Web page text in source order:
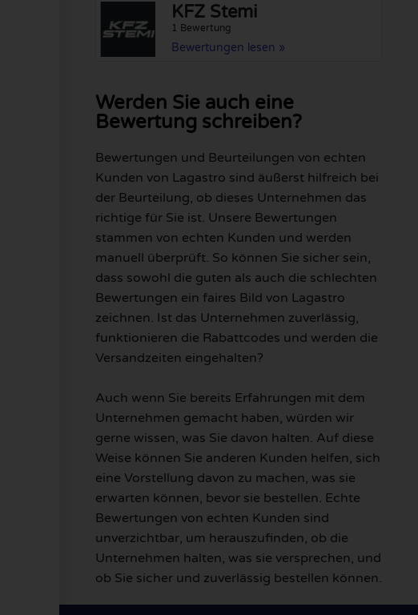
KFZ Stemi
1 Bewertung
Bewertungen lesen »
Werden Sie auch eine
Bewertung schreiben?
Bewertungen und Beurteilungen von echten
Kunden von Lagastro sind äußerst hilfreich bei
der Beurteilung, ob dieses Unternehmen das
richtige für Sie ist. Unsere Bewertungen
stammen von echten Kunden und werden
manuell überprüft. So können Sie sicher sein,
dass sowohl die guten als auch die schlechten
Bewertungen ein faires Bild von Lagastro
zeichnen. Ist das Unternehmen zuverlässig,
funktionieren die Rabattcodes und werden die
Versandzeiten eingehalten?
Auch wenn Sie bereits Erfahrungen mit dem
Unternehmen gemacht haben, würden wir
gerne wissen, was Sie davon halten. Auf diese
Weise können Sie anderen Kunden helfen, sich
eine Vorstellung davon zu machen, was sie
erwarten können, bevor sie bestellen. Echte
Bewertungen von echten Kunden sind
unverzichtbar, um herauszufinden, ob die
Unternehmen halten, was sie versprechen, und
ob Sie sicher und zuverlässig bestellen können.